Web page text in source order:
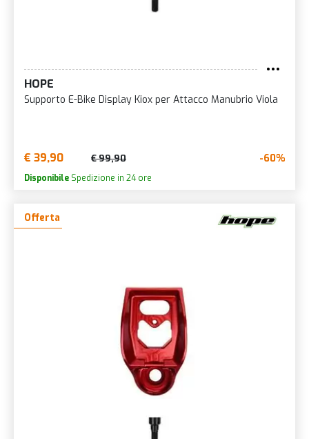
HOPE
Supporto E-Bike Display Kiox per Attacco Manubrio Viola
€ 39,90 € 99,90 -60%
Disponibile Spedizione in 24 ore
Offerta